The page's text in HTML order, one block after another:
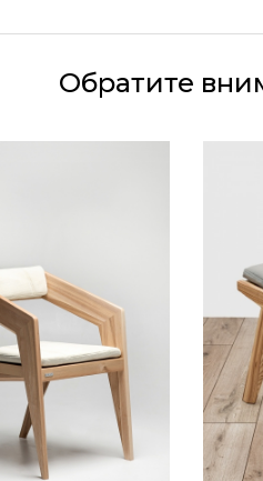
разобрать и постирать.
подножки) под
Обратите